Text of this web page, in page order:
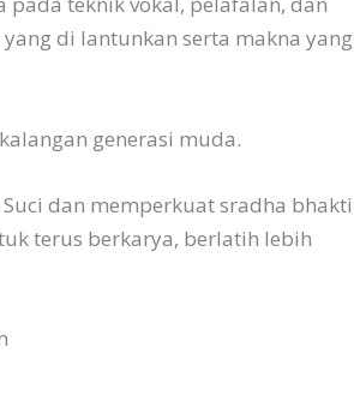
di lantunkan serta makna yang
generasi muda.
dan memperkuat sradha bhakti
terus berkarya, berlatih lebih